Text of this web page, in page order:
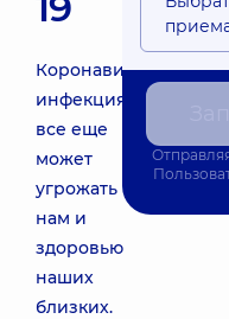
Коронавирусная
инфекция
все еще
может
угрожать
нам и
здоровью
наших
близких.